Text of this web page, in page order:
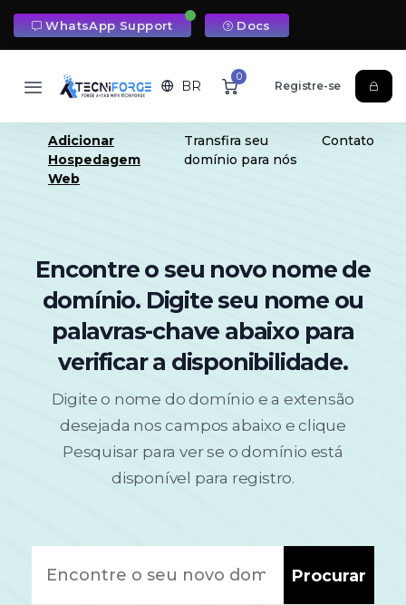
WhatsApp Support Docs
BR
0
Registre-se
Adicionar
Hospedagem
Web
Transfira seu
domínio para nós
Contato
Encontre o seu novo nome de
domínio. Digite seu nome ou
palavras-chave abaixo para
verificar a disponibilidade.
Digite o nome do domínio e a extensão
desejada nos campos abaixo e clique
Pesquisar para ver se o domínio está
disponível para registro.
Procurar